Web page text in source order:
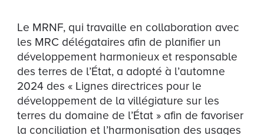
Le MRNF, qui travaille en collaboration avec
les MRC délégataires afin de planifier un
développement harmonieux et responsable
des terres de l’État, a adopté à l’automne
2024 des « Lignes directrices pour le
développement de la villégiature sur les
terres du domaine de l’État » afin de favoriser
la conciliation et l’harmonisation des usages